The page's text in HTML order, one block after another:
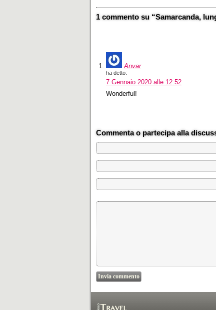
1 commento su “Samarcanda,
Anvar
ha detto:
7 Gennaio 2020 alle 12:52
Wonderful!
Commenta o partecipa alla